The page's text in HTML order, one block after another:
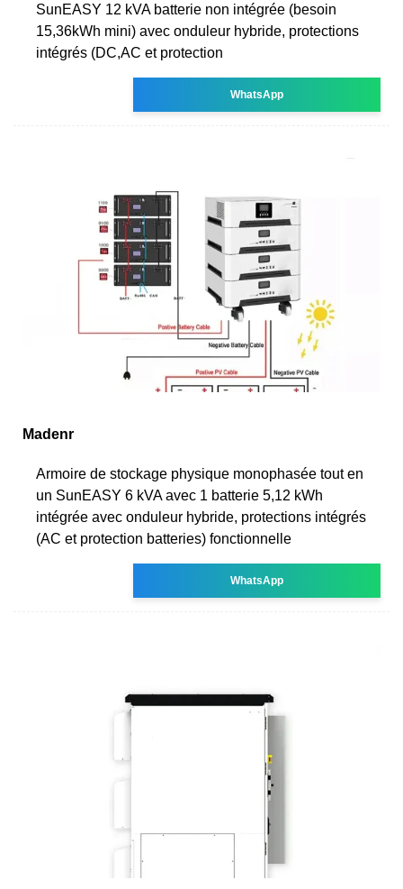
SunEASY 12 kVA batterie non intégrée (besoin
15,36kWh mini) avec onduleur hybride, protections
intégrés (DC,AC et protection
WhatsApp
Madenr
Armoire de stockage physique monophasée tout en
un SunEASY 6 kVA avec 1 batterie 5,12 kWh
intégrée avec onduleur hybride, protections intégrés
(AC et protection batteries) fonctionnelle
WhatsApp